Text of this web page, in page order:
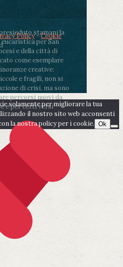
stamani la
per San
e della città di
come esemplare
creative:
e fragili, non si
di crisi, ma sono
percorsi nuovi da
e per certi versi
Policy-Cookie
solamente per migliorare la tua
il nostro sito web acconsenti
la nostra policy per i cookie. Ok